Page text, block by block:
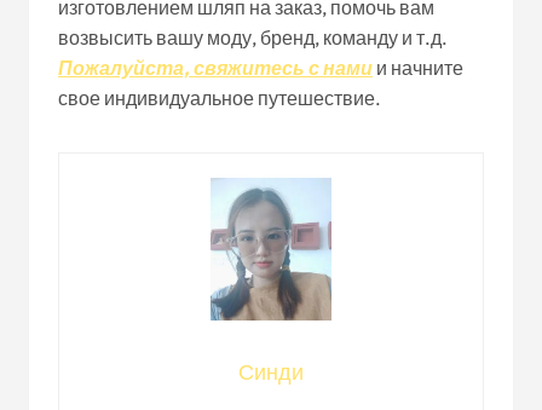
изготовлением шляп на заказ, помочь вам
возвысить вашу моду, бренд, команду и т.д.
Пожалуйста, свяжитесь с нами и начните
свое индивидуальное путешествие.
Синди